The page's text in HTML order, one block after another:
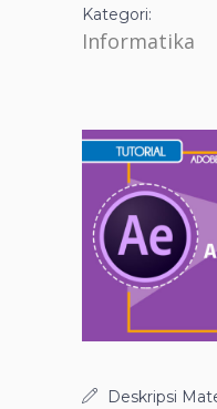
Kategori:
Informatika
Deskripsi